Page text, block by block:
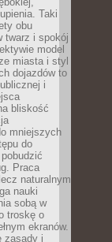
Taki
obu
twarz i spokój
model
miasta i styl
dojazdów to
i
bliskość
mniejszych
do
Praca
naturalnym
nauki
sobą w
troskę o
ekranów.
zasady i